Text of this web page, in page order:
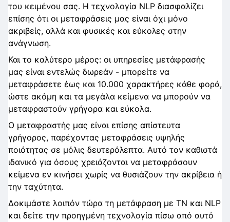
του κειμένου σας. Η τεχνολογία NLP διασφαλίζει
επίσης ότι οι μεταφράσεις μας είναι όχι μόνο
ακριβείς, αλλά και φυσικές και εύκολες στην
ανάγνωση.
Και το καλύτερο μέρος: οι υπηρεσίες μετάφρασής
μας είναι εντελώς δωρεάν - μπορείτε να
μεταφράσετε έως και 10.000 χαρακτήρες κάθε φορά,
ώστε ακόμη και τα μεγάλα κείμενα να μπορούν να
μεταφραστούν γρήγορα και εύκολα.
Ο μεταφραστής μας είναι επίσης απίστευτα
γρήγορος, παρέχοντας μεταφράσεις υψηλής
ποιότητας σε μόλις δευτερόλεπτα. Αυτό τον καθιστά
ιδανικό για όσους χρειάζονται να μεταφράσουν
κείμενα εν κινήσει χωρίς να θυσιάζουν την ακρίβεια ή
την ταχύτητα.
Δοκιμάστε λοιπόν τώρα τη μετάφραση με ΤΝ και NLP
και δείτε την προηγμένη τεχνολογία πίσω από αυτό